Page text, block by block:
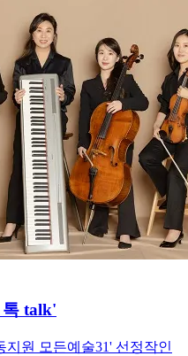
톡 talk'
지원 모든예술31' 선정작인